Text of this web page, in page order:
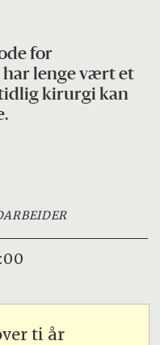
for
lenge vært et
kirurgi kan
ti år